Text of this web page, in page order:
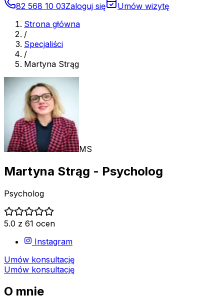
82 568 10 03Zaloguj się
Umów wizytę
Strona główna
/
Specjaliści
/
Martyna Strąg
MS
Martyna Strąg - Psycholog
Psycholog
5.0 z 61 ocen
Instagram
Umów konsultację
Umów konsultację
O mnie